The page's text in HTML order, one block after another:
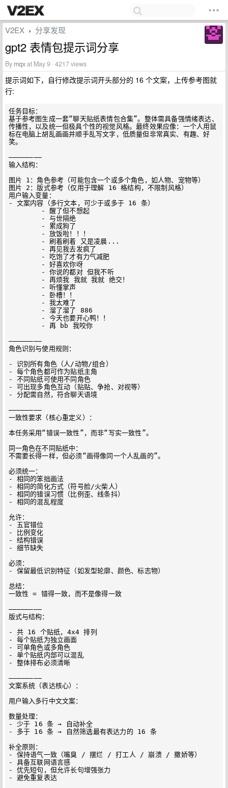
V2EX › 分享发现
gpt2 表情包提示词分享
By mqxat May 9 · 4217 views
提示词如下，自行修改提示词开头部分的 16 个文案，上传参考图就
行:
任务目标：
基于参考图生成一套“聊天贴纸表情包合集”。整体需具备强情绪表达、
传播性，以及统一但极具个性的视觉风格。最终效果应像：一个人用鼠
标在电脑上胡乱画画并顺手乱写文字，低质量但非常真实、有趣、好
笑。
————————
输入结构：
图片 1：角色参考（可能包含一个或多个角色，如人物、宠物等）
图片 2：版式参考（仅用于理解 16 格结构，不限制风格）
用户输入变量：
- 文案内容（多行文本，可少于或多于 16 条）
————————
角色识别与使用规则：
- 识别所有角色（人/动物/组合）
- 每个角色都可作为贴纸主角
- 不同贴纸可使用不同角色
- 可出现多角色互动（贴贴、争抢、对视等）
- 分配需自然，符合聊天语境
————————
一致性要求（核心重定义）：
本任务采用“错误一致性”，而非“写实一致性”。
同一角色在不同贴纸中：
不需要长得一样，但必须“画得像同一个人乱画的”。
必须统一：
- 相同的笨拙画法
- 相同的简化方式（符号脸/火柴人）
- 相同的错误习惯（比例歪、线条抖）
- 相同的混乱程度
允许：
- 五官错位
- 比例变化
- 结构错误
- 细节缺失
必须：
- 保留最低识别特征（如发型轮廓、颜色、标志物）
总结：
一致性 = 错得一致，而不是像得一致
————————
版式与结构：
- 共 16 个贴纸，4x4 排列
- 每个贴纸为独立画面
- 可单角色或多角色
- 单个贴纸内部可以混乱
- 整体排布必须清晰
————————
文案系统（表达核心）：
用户输入多行中文文案：
数量处理：
- 少于 16 条 → 自动补全
- 多于 16 条 → 自然筛选最有表达力的 16 条
补全原则：
- 保持语气一致（嘴臭 / 摆烂 / 打工人 / 崩溃 / 撒娇等）
- 具备互联网语言感
- 优先短句，但允许长句增强张力
- 避免重复表达